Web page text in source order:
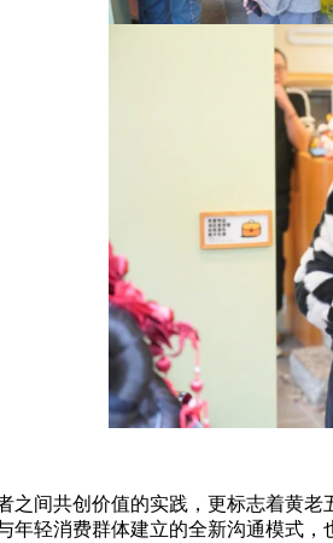
共创价值的实践，更标志着黄老
轻消费群体建立的全新沟通模式，